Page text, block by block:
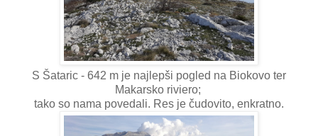
S Šataric - 642 m je najlepši pogled na Biokovo ter
Makarsko riviero;
tako so nama povedali. Res je čudovito, enkratno.